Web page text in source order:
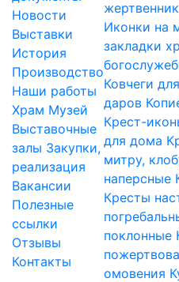
Новости
Выставки
История
Производство
Наши работы
Храм Музей
Выставочные
залы Закупки,
реализация
Вакансии
Полезные
ссылки
Отзывы
Контакты
жертвенник
Иконки на
закладки
Ковчеги
даров
Крест-
для дома
митру,
наперсные
Кресты
поклонные
омовения